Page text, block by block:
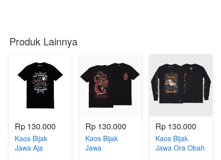
Produk Lainnya
Rp 130.000
Kaos Bijak
Jawa Aja
Rp 130.000
Kaos Bijak
Jawa
Rp 130.000
Kaos Bijak
Jawa Ora Obah